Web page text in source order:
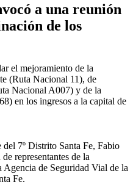
a una reunión
de los
el mejoramiento de la
(Ruta Nacional 11), de
Nacional A007) y de la
en los ingresos a la capital de
7º Distrito Santa Fe, Fabio
representantes de la
de Seguridad Vial de la
Fe.